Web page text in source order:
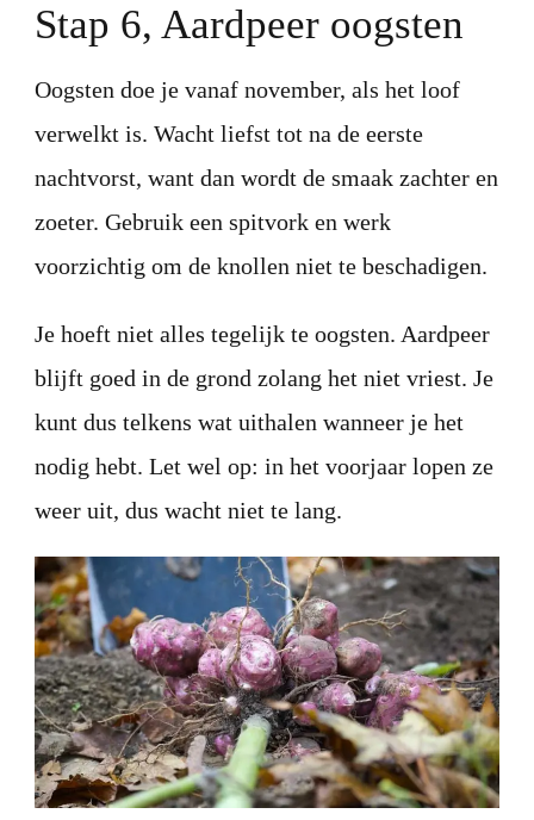
Stap 6, Aardpeer oogsten
Oogsten doe je vanaf november, als het loof
verwelkt is. Wacht liefst tot na de eerste
nachtvorst, want dan wordt de smaak zachter en
zoeter. Gebruik een spitvork en werk
voorzichtig om de knollen niet te beschadigen.
Je hoeft niet alles tegelijk te oogsten. Aardpeer
blijft goed in de grond zolang het niet vriest. Je
kunt dus telkens wat uithalen wanneer je het
nodig hebt. Let wel op: in het voorjaar lopen ze
weer uit, dus wacht niet te lang.